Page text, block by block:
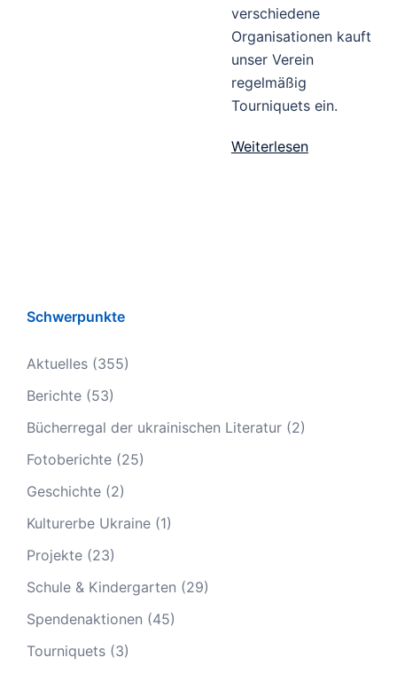
verschiedene
Organisationen kauft
unser Verein
regelmäßig
Tourniquets ein.
Weiterlesen
Schwerpunkte
Aktuelles (355)
Berichte (53)
Bücherregal der ukrainischen Literatur (2)
Fotoberichte (25)
Geschichte (2)
Kulturerbe Ukraine (1)
Projekte (23)
Schule & Kindergarten (29)
Spendenaktionen (45)
Tourniquets (3)